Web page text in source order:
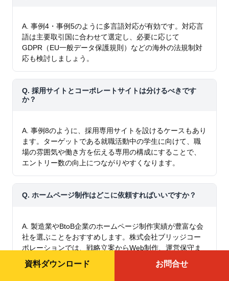
A. 事例4・事例5のように多言語対応が有効です。対応言
語は主要取引国に合わせて選定し、必要に応じて
GDPR（EU一般データ保護規則）などの海外の法規制対
応も検討しましょう。
Q. 採用サイトとコーポレートサイトは分けるべきです
か？
A. 事例8のように、採用専用サイトを設けるケースもあり
ます。ターゲットである就職活動中の学生に向けて、職
場の雰囲気や働き方を伝える専用の構成にすることで、
エントリー数の向上につながりやすくなります。
Q. ホームページ制作はどこに依頼すればいいですか？
A. 製造業やBtoB企業のホームページ制作実績が豊富な会
社を選ぶことをおすすめします。株式会社ブリッジコー
ポレーションでは、戦略立案からWeb制作、運営保守ま
でワンストップで対応しており、無料のサイト診断も実
施しています。
資料ダウンロード お問合せ